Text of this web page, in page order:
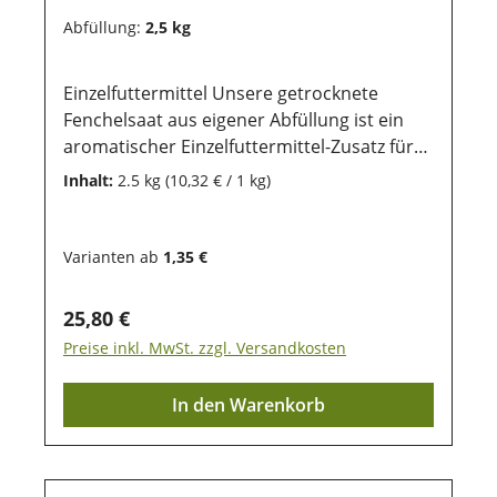
wichtig. Ebenso sollten sie vor direkter
erhalten bleiben.
Abfüllung: 2,5 kg
Einzelfuttermittel Unsere getrocknete
Fenchelsaat aus eigener Abfüllung ist ein
aromatischer Einzelfuttermittel-Zusatz für
Nager und Kleintiere. Fenchel wird
besonders bei Tieren mit empfindlichem
wirken die Samen schleim- und
krampflösend und auch Blähungstreibend.
Die Milchbildung wird gefördert. Die kleinen
Samen duften angenehm süßlich und
werden von vielen Tieren gerne
aufgenommen. 100% naturreine
Inhalt: 2.5 kg (10,32 € / 1 kg)
Varianten ab 1,35 €
Regulärer Preis:
25,80 €
Preise inkl. MwSt. zzgl. Versandkosten
In den Warenkorb